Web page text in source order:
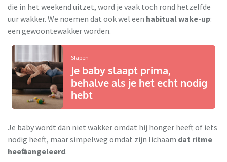
die in het weekend uitzet, word je vaak toch rond hetzelfde
uur wakker. We noemen dat ook wel een habitual wake-up:
een gewoontewakker worden.
Slapen
Je baby slaapt prima,
behalve als je het echt nodig
hebt
Je baby wordt dan niet wakker omdat hij honger heeft of iets
nodig heeft, maar simpelweg omdat zijn lichaam dat ritme
heeft aangeleerd.